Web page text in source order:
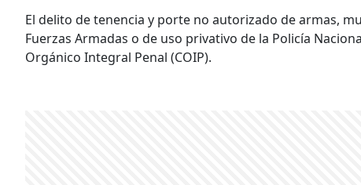
El delito de tenencia y porte no autorizado de armas,
Fuerzas Armadas o de uso privativo de la Policía
Orgánico Integral Penal (COIP).